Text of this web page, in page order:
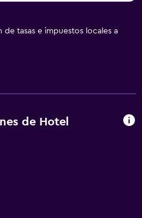
de tasas e impuestos locales a
de Hotel